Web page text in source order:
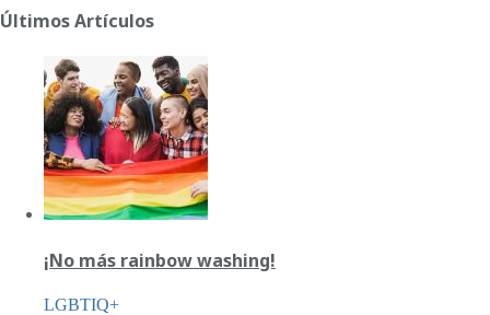
Últimos Artículos
¡No más rainbow washing!
LGBTIQ+